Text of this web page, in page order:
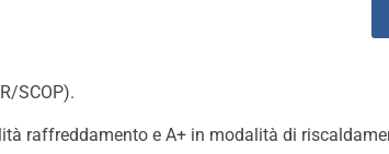
SCOP).
raffreddamento e A+ in modalità di